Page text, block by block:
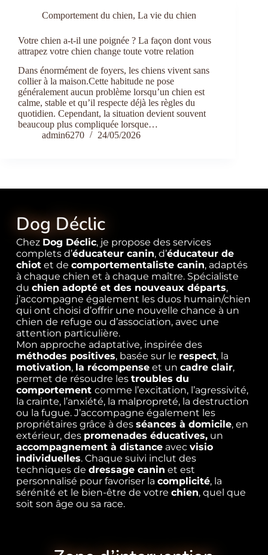
Comportement du chien, La vie du chien
Votre chien a-t-il une poignée ? La façon dont vous
attrapez votre chien change toute votre relation
Dans énormément de foyers, les chiens vivent sans
collier à la maison.Cette habitude ne pose
généralement aucun problème lorsqu’un chien est
calme, stable et qu’il respecte déjà les règles du
quotidien. Cependant, la situation devient souvent
beaucoup plus compliquée lorsque…
admin6270
24/05/2026
Dog Déclic
Chez Dog Déclic, je propose des services
complets d’éducateur canin, d’éducateur de
chiotet de comportementaliste canin, adaptés
à chaque chien et à chaque maître. Spécialiste
du chien adopté et des nouveaux départs,
j’accompagne également les duos humain/chien
qui ont choisi d’offrir une nouvelle chance à un
chien de refuge ou d’association, avec une
attention particulière.
Mon approche adaptative, inspirée des
méthodes positives, basée sur le respect, la
motivation, la récompenseet un cadre clair,
permet de résoudre les troubles du
comportement comme l’excitation, l’agressivité,
la crainte, l’anxiété, la malpropreté, la destruction
ou la fugue. J’accompagne également les
propriétaires grâce à des séances à domicile, en
extérieur, des promenades éducatives,un
accompagnement à distanceavec visio
individuelles. Chaque suivi inclut des
techniques de dressage canin et est
personnalisé pour favoriser la complicité, la
sérénité et le bien-être de votre chien, quel que
soit son âge ou sa race.